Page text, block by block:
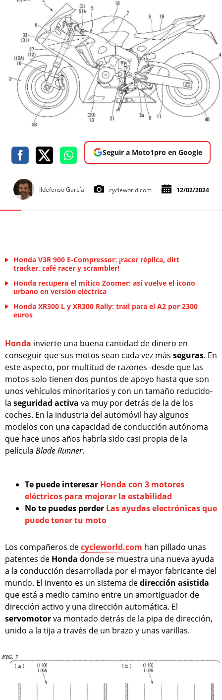
Seguir a Moto1pro en Google
Ildefonso García cycleworld.com 12/02/2024
Honda V3R 900 E-Compressor: ¡racer réplica, dirt
tracker, café racer y scrambler!
Honda recupera el mítico Zoomer: así vuelve el icono
urbano en versión eléctrica
Honda XR300 L y XR300 Rally: trail para el A2 por 2300
euros
Honda invierte una buena cantidad de dinero en
conseguir que sus motos sean cada vez más seguras. En
este aspecto, por multitud de razones -desde que las
motos solo tienen dos puntos de apoyo hasta que son
unos vehículos minoritarios y con un tamaño reducido-
la seguridad activa va muy por detrás de la de los
coches. En la industria del automóvil hay algunos
modelos con una capacidad de conducción autónoma
que hace unos años habría sido casi propia de la
película Blade Runner.
Te puede interesar Honda con 3 motores
eléctricos para mejorar la estabilidad
No te puedes perder Las ayudas electrónicas que
puede tener tu moto
Los compañeros decycleworld.com han pillado unas
patentes de Honda donde se muestra una nueva ayuda
a la conducción desarrollada por el mayor fabricante del
mundo. El invento es un sistema dedirección asistida
que está a medio camino entre un amortiguador de
dirección activo y una dirección automática. El
servomotorva montado detrás de la pipa de dirección,
unido a la tija a través de un brazo y unas varillas.